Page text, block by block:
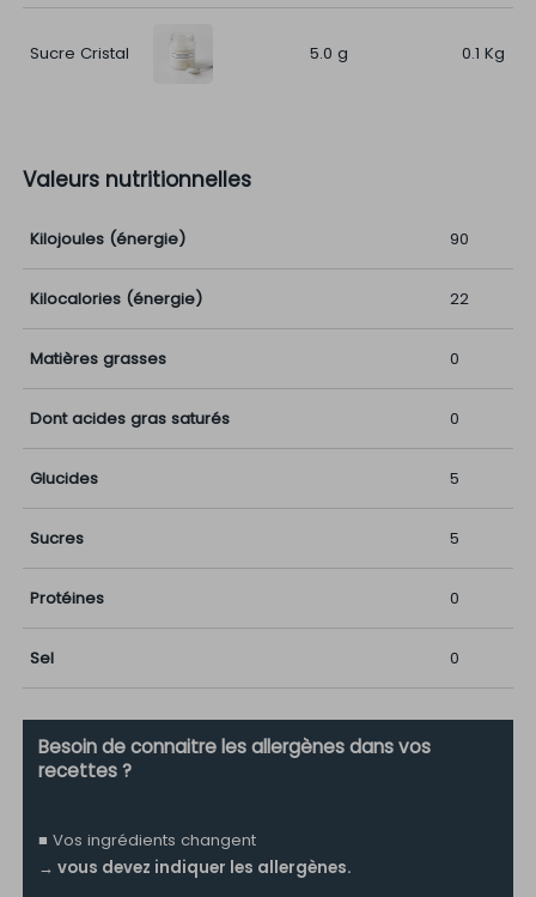
Sucre Cristal 5.0 g 0.1 Kg
Valeurs nutritionnelles
Kilojoules (énergie) 90
Kilocalories (énergie) 22
Matières grasses 0
Dont acides gras saturés 0
Glucides 5
Sucres 5
Protéines 0
Sel 0
Besoin de connaitre les allergènes dans vos
recettes ?
■ Vos ingrédients changent
→ vous devez indiquer les allergènes.